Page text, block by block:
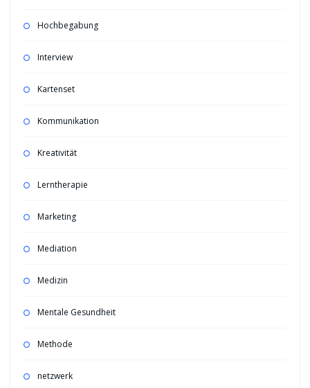
Hochbegabung
Interview
Kartenset
Kommunikation
Kreativität
Lerntherapie
Marketing
Mediation
Medizin
Mentale Gesundheit
Methode
netzwerk